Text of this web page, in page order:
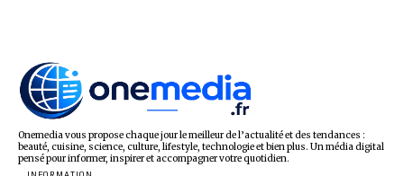
Onemedia vous propose chaque jour le meilleur de l’actualité et des tendances :
beauté, cuisine, science, culture, lifestyle, technologie et bien plus. Un média digital
pensé pour informer, inspirer et accompagner votre quotidien.